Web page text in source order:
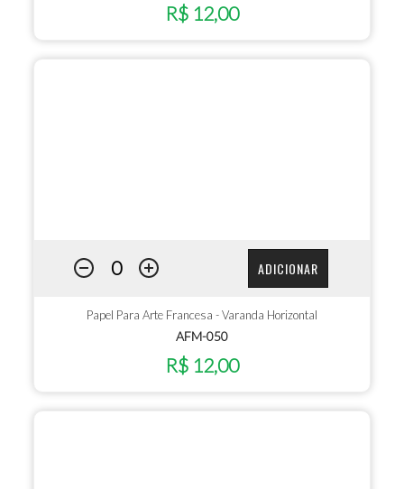
R$ 12,00
ADICIONAR
Papel Para Arte Francesa - Varanda Horizontal
AFM-050
R$ 12,00